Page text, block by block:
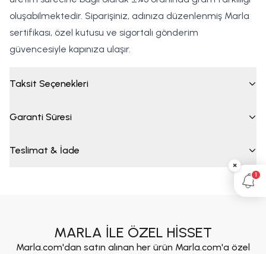
oluşabilmektedir. Siparişiniz, adınıza düzenlenmiş Marla
sertifikası, özel kutusu ve sigortalı gönderim
güvencesiyle kapınıza ulaşır.
Taksit Seçenekleri
Garanti Süresi
Teslimat & İade
MARLA İLE ÖZEL HİSSET
Marla.com'dan satın alınan her ürün Marla.com'a özel
×
1